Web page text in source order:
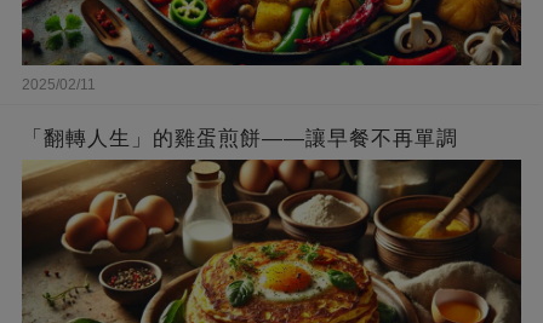
2025/02/11
「翻轉人生」的雞蛋煎餅——讓早餐不再單調